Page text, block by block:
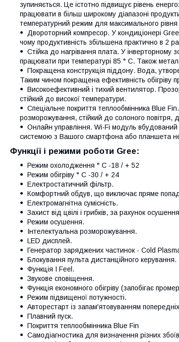
зупиняється. Це істотно підвищує рівень
працювати в більш широкому діапазоні
температурний режим для максимального
Двороторний компресор. У кондиціонері
чому продуктивність збільшена практично в 2
Стійка до нагрівання плата. У інверторному
працювати при температурі 85 ° C. Також
Покращена конструкція піддону. Вода,
Таким чином покращена ефективність обігріву
Високоефективний і тихий вентилятор.
стійкий до високої температури.
Спеціальне покриття теплообмінника Blue
розморожування, стійкий до солоного повітря,
Онлайн управління. Wi-Fi модуль вбудований
системою з Вашого смартфона або планшета
Функції і режими роботи Gree:
Режим охолодження ° С -18 / + 52
Режим обігріву ° С -30 / + 24
Електростатичний фільтр.
Комфортний обдув, що виключає пряме
Електромагнітна сумісність.
Захист від цвілі і грибків, за рахунок
Режим осушення.
Інтелектуальна розморожування.
LED дисплей.
Генератор заряджених частинок - Cold
Блокування пульта дистанційного керування.
Функція I Feel.
Звукове сповіщення.
Функція економного обігріву (запобігає
Режим підвищеної потужності.
Авторестарт із запам'ятовуванням
Плавний пуск.
Покриття теплообмінника Blue Fin
Самодіагностика для визначення різних